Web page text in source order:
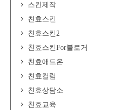
스킨제작
친효스킨
친효스킨2
친효스킨For블로거
친효애드온
친효컬럼
친효상담소
친효교육